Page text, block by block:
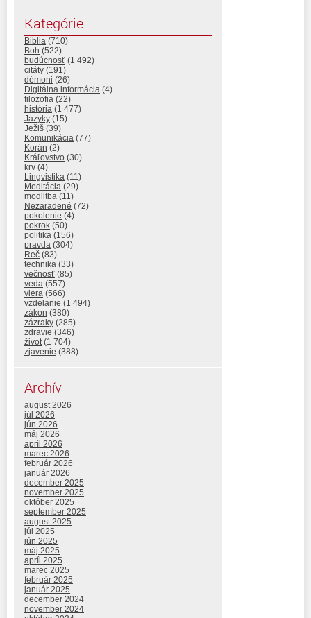
Kategórie
Biblia (710)
Boh (522)
budúcnosť (1 492)
citáty (191)
démoni (26)
Digitálna informácia (4)
filozofia (22)
história (1 477)
Jazyky (15)
Ježiš (39)
Komunikácia (77)
Korán (2)
Kráľovstvo (30)
krv (4)
Lingvistika (11)
Meditácia (29)
modlitba (11)
Nezaradené (72)
pokolenie (4)
pokrok (50)
politika (156)
pravda (304)
Reč (83)
technika (33)
večnosť (85)
veda (557)
viera (566)
vzdelanie (1 494)
zákon (380)
zázraky (285)
zdravie (346)
život (1 704)
zjavenie (388)
Archív
august 2026
júl 2026
jún 2026
máj 2026
apríl 2026
marec 2026
február 2026
január 2026
december 2025
november 2025
október 2025
september 2025
august 2025
júl 2025
jún 2025
máj 2025
apríl 2025
marec 2025
február 2025
január 2025
december 2024
november 2024